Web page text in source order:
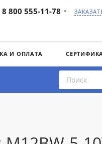
8 800 555-11-78
И ОПЛАТА